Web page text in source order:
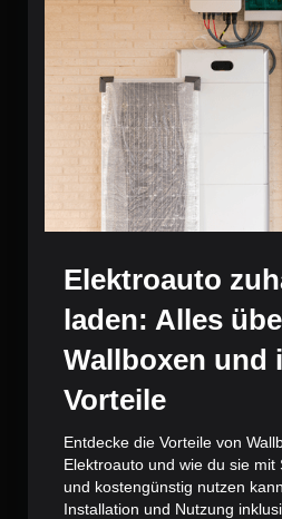
Elektroauto
laden: Alles
Wallboxen und
Vorteile
Entdecke die Vorteile von
Elektroauto und wie du sie mit
und kostengünstig nutzen
Installation und Nutzung